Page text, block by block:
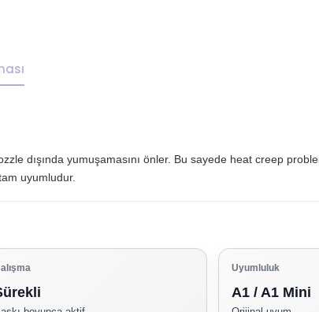
dışında yumuşamasını önler. Bu sayede heat creep
uyumludur.
Uyumluluk
A1 / A1 Mini